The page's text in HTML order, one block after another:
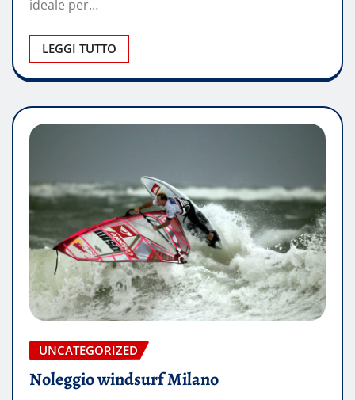
ideale per…
LEGGI TUTTO
UNCATEGORIZED
Noleggio windsurf Milano